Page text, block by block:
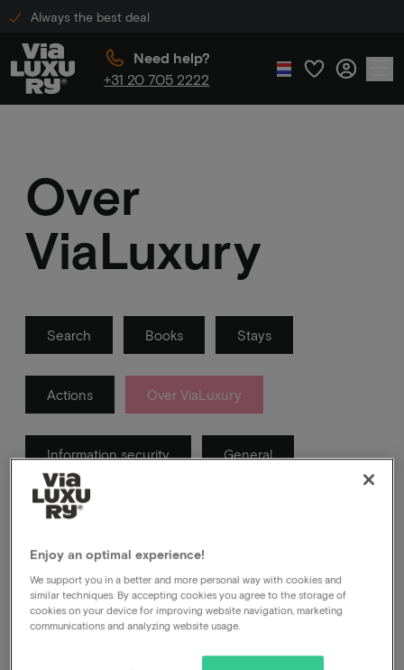
Always the best deal
Need help?
+31 20 705 2222
Over
ViaLuxury
Search Books Stays
Actions Over ViaLuxury
Information security General
In deze categorie vind je antwoorden op vragen
Vialuxury.
Enjoy an optimal experience!
We support you in a better and more personal way with cookies and
similar techniques. By accepting cookies you agree to the storage of
cookies on your device for improving website navigation, marketing
communications and analyzing website usage.